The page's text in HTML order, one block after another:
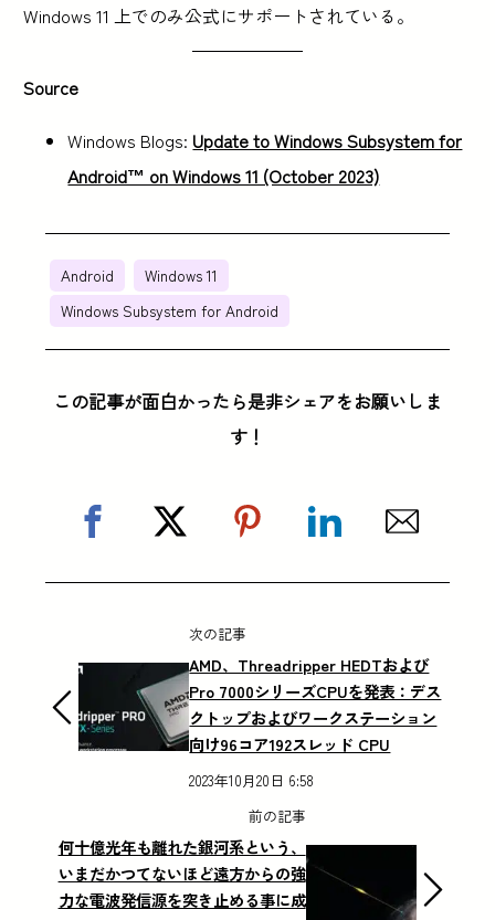
Windows 11 上でのみ公式にサポートされている。
Source
Windows Blogs: Update to Windows Subsystem for
Android™ on Windows 11 (October 2023)
Android
Windows 11
Windows Subsystem for Android
この記事が面白かったら是非シェアをお願いしま
す！
次の記事
AMD、Threadripper HEDTおよび
Pro 7000シリーズCPUを発表：デス
クトップおよびワークステーション
向け96コア192スレッド CPU
2023年10月20日 6:58
前の記事
何十億光年も離れた銀河系という、
いまだかつてないほど遠方からの強
力な電波発信源を突き止める事に成